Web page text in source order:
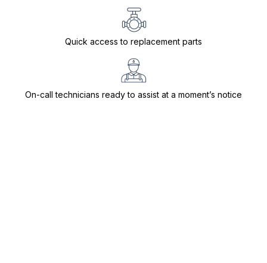
Quick access to replacement parts
On-call technicians ready to assist at a moment’s notice